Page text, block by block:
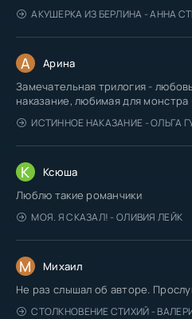
АКУШЕРКА ИЗ БЕРЛИНА - АННА
А Арина
Замечательная трилогия -
наказание, любимая для монстра
ИСТИННОЕ НАКАЗАНИЕ - ОЛЬГА
К Ксюша
Люблю такие романчики
МОЯ. Я СКАЗАЛ! - ОЛИВИЯ ЛЕЙК
М Михаил
Не раз слышал об авторе.
СТОЛКНОВЕНИЕ СТИХИЙ -